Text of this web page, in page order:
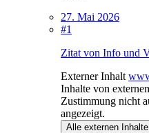
27. Mai 2026
#1
Zitat von Info und
Externer Inhalt
Inhalte von
Zustimmung nicht
angezeigt.
Alle externen